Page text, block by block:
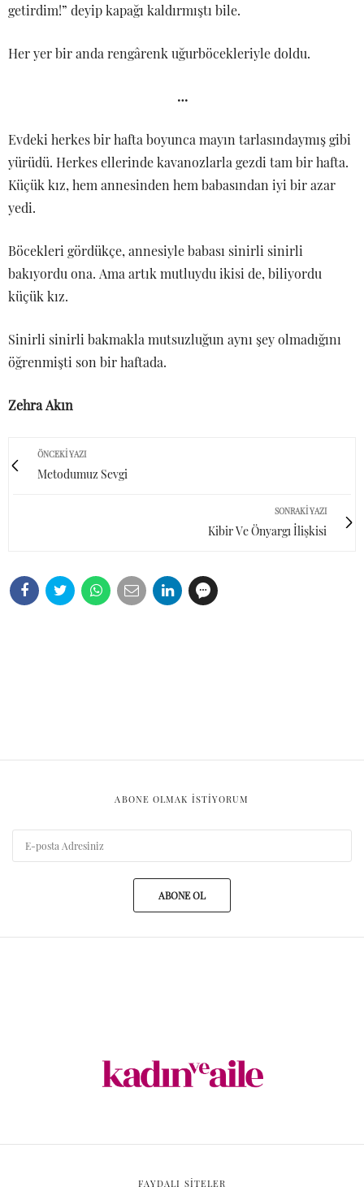
getirdim!” deyip kapağı kaldırmıştı bile.
Her yer bir anda rengârenk uğurböcekleriyle doldu.
…
Evdeki herkes bir hafta boyunca mayın tarlasındaymış gibi
yürüdü. Herkes ellerinde kavanozlarla gezdi tam bir hafta.
Küçük kız, hem annesinden hem babasından iyi bir azar
yedi.
Böcekleri gördükçe, annesiyle babası sinirli sinirli
bakıyordu ona. Ama artık mutluydu ikisi de, biliyordu
küçük kız.
Sinirli sinirli bakmakla mutsuzluğun aynı şey olmadığını
öğrenmişti son bir haftada.
Zehra Akın
ÖNCEKI YAZI
Metodumuz Sevgi
SONRAKI YAZI
Kibir Ve Önyargı İlişkisi
ABONE OLMAK ISTIYORUM
ABONE OL
FAYDALI SİTELER